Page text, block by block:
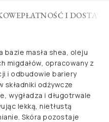
PŁATNOŚĆ I DOSTAWA
bazie masła shea, oleju
migdałów, opracowany z
i odbudowie bariery
składniki odżywcze
wygładza i długotrwale
lekką, nietłustą
Skóra pozostaje